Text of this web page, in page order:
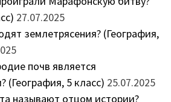
27.07.2025
землетрясения? (География,
почв является
(География, 5 класс) 25.07.2025
называют отцом истории?